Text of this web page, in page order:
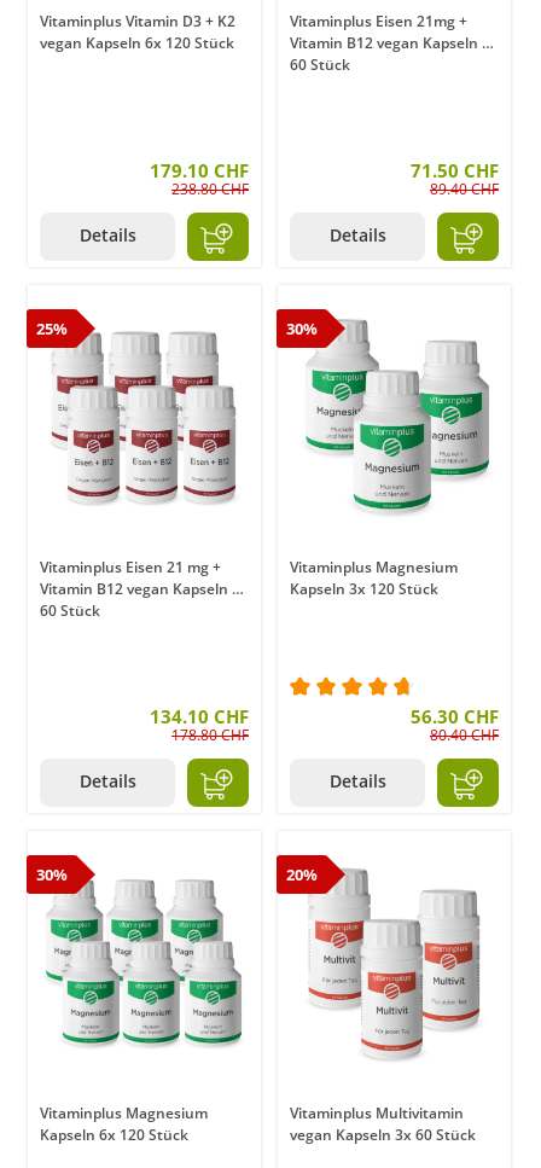
Vitaminplus Vitamin D3 + K2
vegan Kapseln 6x 120 Stück
179.10 CHF
238.80 CHF
Details
Vitaminplus Eisen 21mg +
Vitamin B12 vegan Kapseln 3x
60 Stück
71.50 CHF
89.40 CHF
Details
25%
Vitaminplus Eisen 21 mg +
Vitamin B12 vegan Kapseln 6x
60 Stück
134.10 CHF
178.80 CHF
Details
30%
Vitaminplus Magnesium
Kapseln 3x 120 Stück
Durchschnittliche
56.30 CHF
80.40 CHF
Details
30%
Vitaminplus Magnesium
Kapseln 6x 120 Stück
20%
Vitaminplus Multivitamin
vegan Kapseln 3x 60 Stück